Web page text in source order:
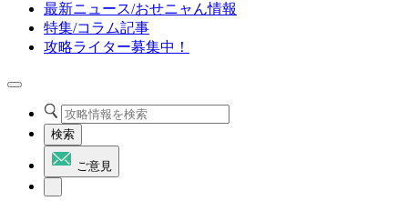
最新ニュース/おせニャん情報
特集/コラム記事
攻略ライター募集中！
検索
ご意見